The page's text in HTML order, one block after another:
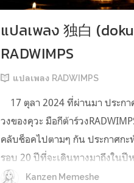
แปลเพลง 独白
RADWIMPS
แปลเพลง RADWIMPS
17 ตุลา 2024 ที่ผ่านมา ประก
วงของคุวะ มือกีต้าร์วง
คลับช็อคไปตามๆ กัน ประกาศก
รอบ 20 ปีที่จะเดินทางมาถึงใน
หลายคนในทวิตเตอร์พากันพูดถึง
Kanzen Memeshe